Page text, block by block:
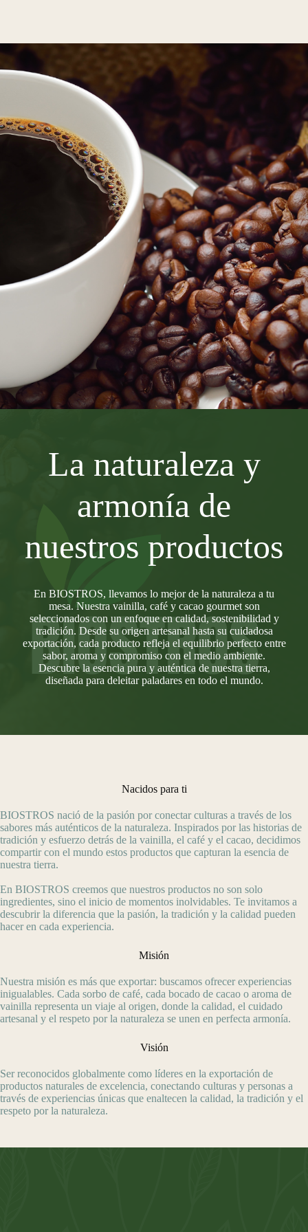
La naturaleza y
armonía de
nuestros productos
En BIOSTROS, llevamos lo mejor de la naturaleza a tu
mesa. Nuestra vainilla, café y cacao gourmet son
seleccionados con un enfoque en calidad, sostenibilidad y
tradición. Desde su origen artesanal hasta su cuidadosa
exportación, cada producto refleja el equilibrio perfecto entre
sabor, aroma y compromiso con el medio ambiente.
Descubre la esencia pura y auténtica de nuestra tierra,
diseñada para deleitar paladares en todo el mundo.
Nacidos para ti
BIOSTROS nació de la pasión por conectar culturas a través de los
sabores más auténticos de la naturaleza. Inspirados por las historias de
tradición y esfuerzo detrás de la vainilla, el café y el cacao, decidimos
compartir con el mundo estos productos que capturan la esencia de
nuestra tierra.
En BIOSTROS creemos que nuestros productos no son solo
ingredientes, sino el inicio de momentos inolvidables. Te invitamos a
descubrir la diferencia que la pasión, la tradición y la calidad pueden
hacer en cada experiencia.
Misión
Nuestra misión es más que exportar: buscamos ofrecer experiencias
inigualables. Cada sorbo de café, cada bocado de cacao o aroma de
vainilla representa un viaje al origen, donde la calidad, el cuidado
artesanal y el respeto por la naturaleza se unen en perfecta armonía.
Visión
Ser reconocidos globalmente como líderes en la exportación de
productos naturales de excelencia, conectando culturas y personas a
través de experiencias únicas que enaltecen la calidad, la tradición y el
respeto por la naturaleza.